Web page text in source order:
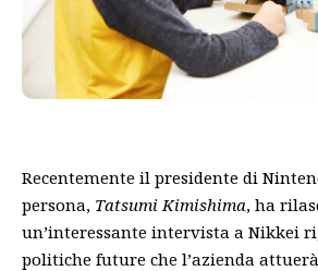
Recentemente il presidente di
persona, Tatsumi Kimishima, ha
un’interessante intervista a Nikkei
politiche future che l’azienda